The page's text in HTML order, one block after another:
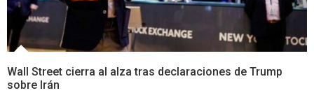
Wall Street cierra al alza tras declaraciones de Trump
sobre Irán